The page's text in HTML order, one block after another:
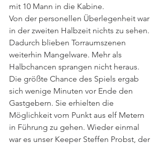
mit 10 Mann in die Kabine.
Von der personellen Überlegenheit war
in der zweiten Halbzeit nichts zu sehen.
Dadurch blieben Torraumszenen
weiterhin Mangelware. Mehr als
Halbchancen sprangen nicht heraus.
Die größte Chance des Spiels ergab
sich wenige Minuten vor Ende den
Gastgebern. Sie erhielten die
Möglichkeit vom Punkt aus elf Metern
in Führung zu gehen. Wieder einmal
war es unser Keeper Steffen Probst, der